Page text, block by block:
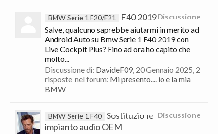
Discussione
BMW Serie 1 F20/F21 F40 2019
Salve, qualcuno saprebbe aiutarmi in merito ad
Android Auto su Bmw Serie 1 F40 2019 con
Live Cockpit Plus? Fino ad ora ho capito che
molto...
Discussione di: DavideF09, 20 Gennaio 2025, 2
risposte, nel forum: Mi presento.... io e la mia
BMW
Discussione
BMW Serie 1 F40 Sostituzione
impianto audio OEM